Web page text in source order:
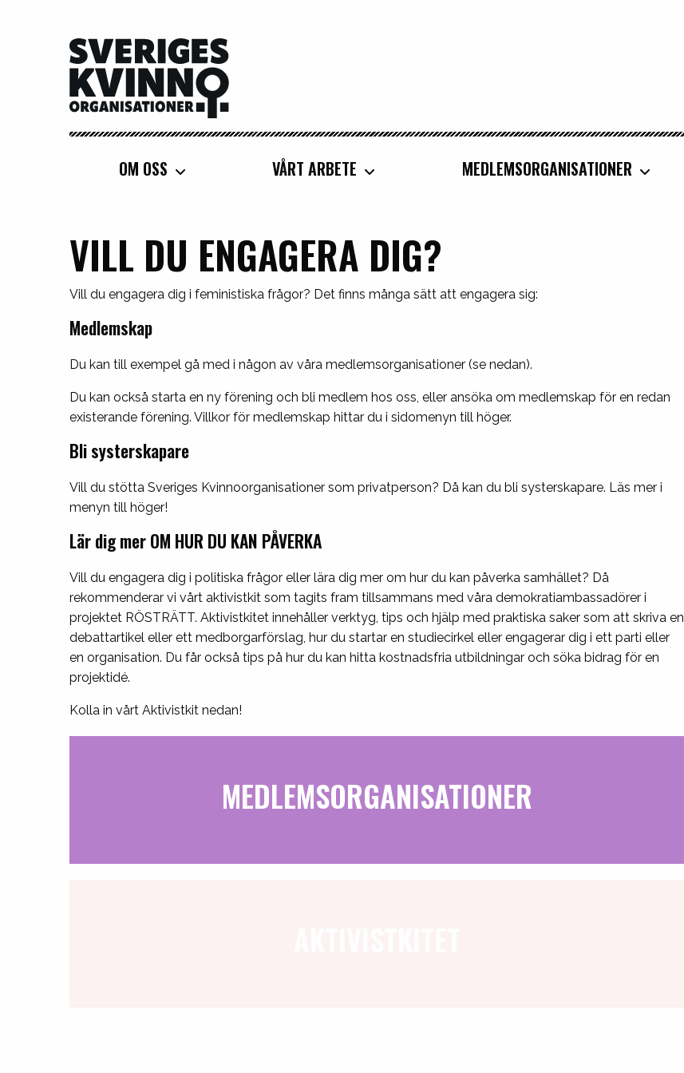
Sveriges Kvinnoorganisationer
OM OSS VÅRT ARBETE MEDLEMSORGANISATIONER
VILL DU ENGAGERA DIG?
Vill du engagera dig i feministiska frågor? Det finns många sätt att engagera sig:
Medlemskap
Du kan till exempel gå med i någon av våra medlemsorganisationer (se nedan).
Du kan också starta en ny förening och bli medlem hos oss, eller ansöka om medlemskap för en redan
existerande förening. Villkor för medlemskap hittar du i sidomenyn till höger.
Bli systerskapare
Vill du stötta Sveriges Kvinnoorganisationer som privatperson? Då kan du bli systerskapare. Läs mer i
menyn till höger!
Lär dig mer OM HUR DU KAN PÅVERKA
Vill du engagera dig i politiska frågor eller lära dig mer om hur du kan påverka samhället? Då
rekommenderar vi vårt aktivistkit som tagits fram tillsammans med våra demokratiambassadörer i
projektet RÖSTRÄTT. Aktivistkitet innehåller verktyg, tips och hjälp med praktiska saker som att skriva en
debattartikel eller ett medborgarförslag, hur du startar en studiecirkel eller engagerar dig i ett parti eller
en organisation. Du får också tips på hur du kan hitta kostnadsfria utbildningar och söka bidrag för en
projektidé.
Kolla in vårt Aktivistkit nedan!
MEDLEMSORGANISATIONER